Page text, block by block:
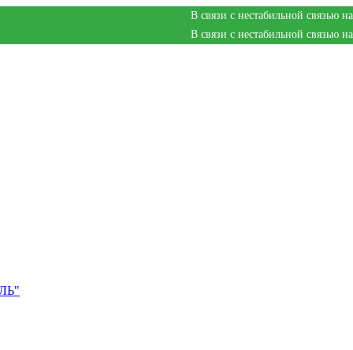
В связи с нестабильной связью на мебельной
В связи с нестабильной связью на мебельной